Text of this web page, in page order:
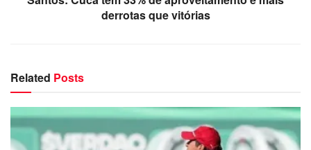
derrotas que vitórias
Related Posts